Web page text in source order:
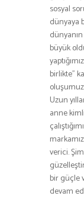
sosyal
dünyaya
büyük
birlikte”
Uzun
anne
verici.
bir güçle
devam